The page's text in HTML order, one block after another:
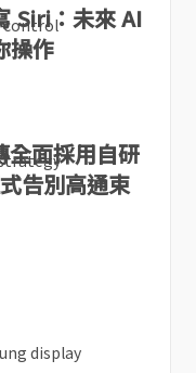
Siri：未來 AI
操作
面採用自研
告別高通束